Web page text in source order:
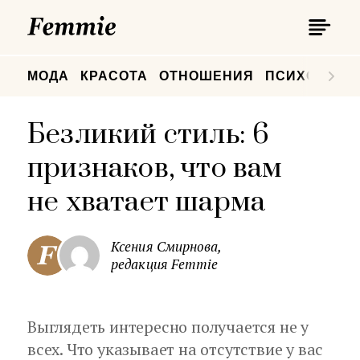
МОДА КРАСОТА ОТНОШЕНИЯ
Безликий стиль: 6
признаков, что вам
не хватает шарма
Ксения Смирнова,
редакция Femmie
Выглядеть интересно получается не у
всех. Что указывает на отсутствие у вас